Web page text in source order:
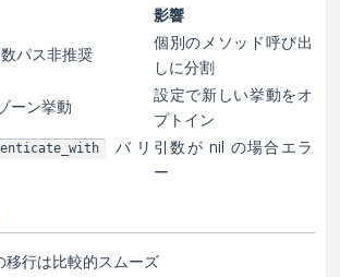
影響
パス非推奨
個別のメソッド呼び出
しに分割
ーン挙動
設定で新しい挙動をオ
プトイン
バリ 引数が nil の場合エラ
ー
移行は比較的スムーズ